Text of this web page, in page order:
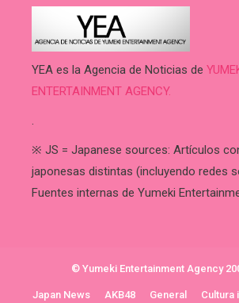
YEA es la Agencia de Noticias de
ENTERTAINMENT AGENCY.
.
※ JS = Japanese sources: Artículos
japonesas distintas (incluyendo redes
Fuentes internas de Yumeki
© Yumeki Entertainment Agency
Japan News AKB48 General Cultura